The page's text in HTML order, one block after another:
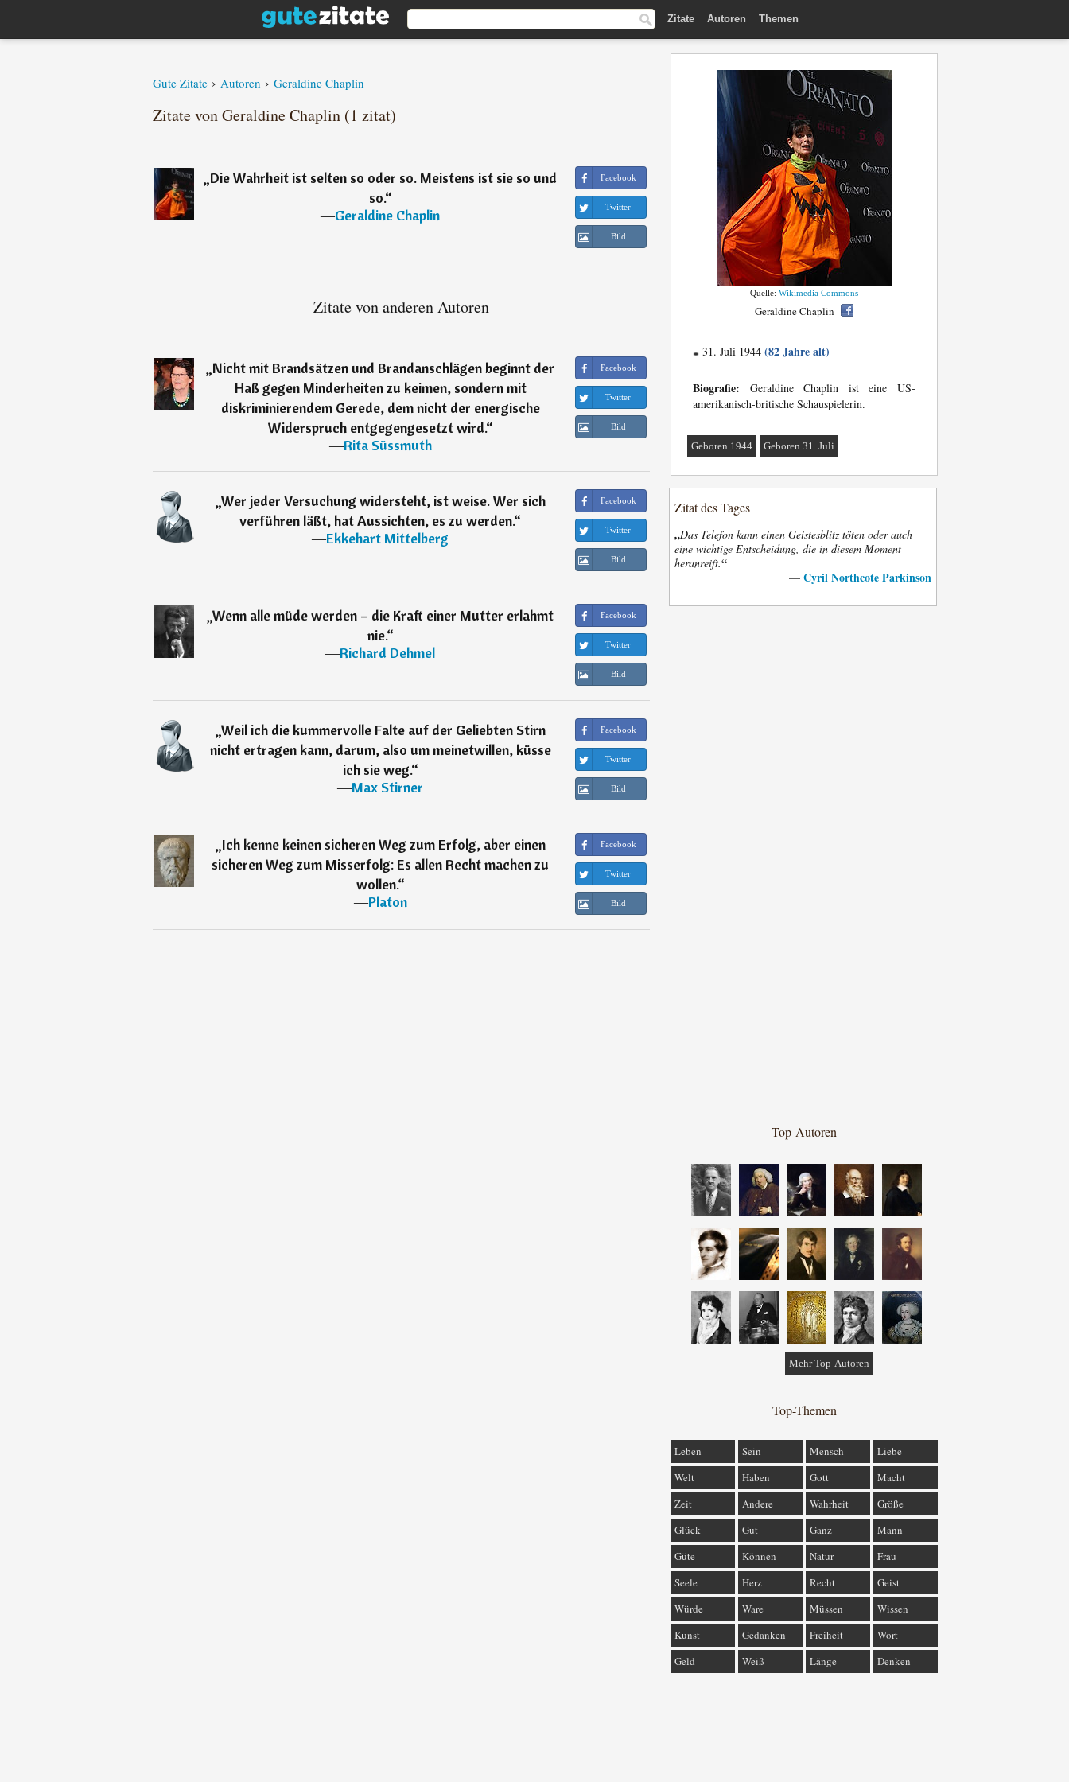
Zitate Autoren Themen
Gute Zitate › Autoren › Geraldine Chaplin
Zitate von Geraldine Chaplin (1 zitat)
„Die Wahrheit ist selten so oder so. Meistens ist sie so und
so.“
―Geraldine Chaplin
Facebook
Twitter
Bild
Zitate von anderen Autoren
„Nicht mit Brandsätzen und Brandanschlägen beginnt der
Haß gegen Minderheiten zu keimen, sondern mit
diskriminierendem Gerede, dem nicht der energische
Widerspruch entgegengesetzt wird.“
―Rita Süssmuth
Facebook
Twitter
Bild
„Wer jeder Versuchung widersteht, ist weise. Wer sich
verführen läßt, hat Aussichten, es zu werden.“
―Ekkehart Mittelberg
Facebook
Twitter
Bild
„Wenn alle müde werden – die Kraft einer Mutter erlahmt
nie.“
―Richard Dehmel
Facebook
Twitter
Bild
„Weil ich die kummervolle Falte auf der Geliebten Stirn
nicht ertragen kann, darum, also um meinetwillen, küsse
ich sie weg.“
―Max Stirner
Facebook
Twitter
Bild
„Ich kenne keinen sicheren Weg zum Erfolg, aber einen
sicheren Weg zum Misserfolg: Es allen Recht machen zu
wollen.“
―Platon
Facebook
Twitter
Bild
Quelle: Wikimedia Commons
Geraldine Chaplin
* 31. Juli 1944 (82 Jahre alt)
Biografie: Geraldine Chaplin ist eine US-
amerikanisch-britische Schauspielerin.
Geboren 1944 Geboren 31. Juli
Zitat des Tages
„Das Telefon kann einen Geistesblitz töten oder auch
eine wichtige Entscheidung, die in diesem Moment
heranreift.“
— Cyril Northcote Parkinson
Top-Autoren
Mehr Top-Autoren
Top-Themen
Leben Sein Mensch
Liebe
Welt
Haben Gott
Macht
Zeit
Andere Wahrheit
Größe
Glück
Gut Ganz
Mann
Güte
Können Natur
Frau
Seele
Herz Recht
Geist
Würde
Ware Müssen
Wissen
Kunst
Gedanken Freiheit
Wort
Geld
Weiß Länge Denken